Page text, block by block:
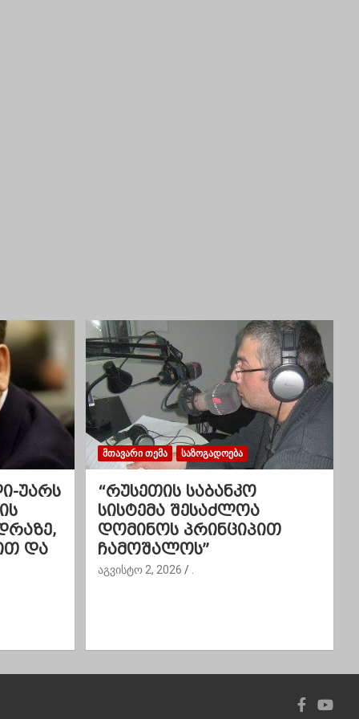
უარს
და
ᲛᲗᲐᲕᲐᲠᲘ ᲗᲔᲛᲐ ᲡᲐᲖᲝᲒᲐᲓᲝᲔᲑᲐ
“რუსეთის საბანკო
სისტემა შესაძლოა
დომინოს პრინციპით
ჩამოშალოს”
აგვისტო 2, 2026